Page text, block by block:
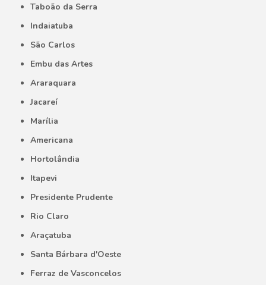
Taboão da Serra
Indaiatuba
São Carlos
Embu das Artes
Araraquara
Jacareí
Marília
Americana
Hortolândia
Itapevi
Presidente Prudente
Rio Claro
Araçatuba
Santa Bárbara d'Oeste
Ferraz de Vasconcelos